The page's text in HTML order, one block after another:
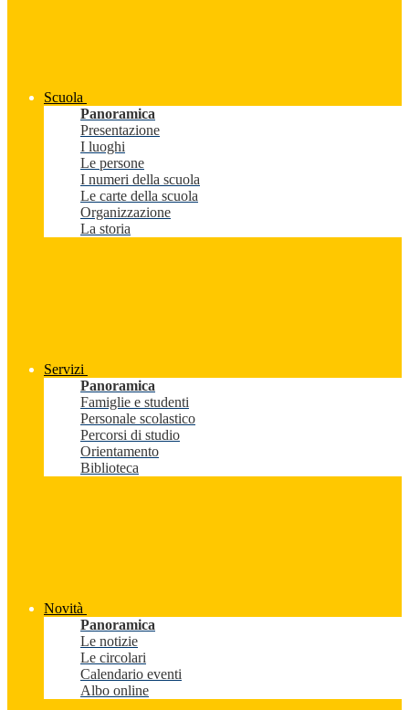
Scuola
Panoramica
Presentazione
I luoghi
Le persone
I numeri della scuola
Le carte della scuola
Organizzazione
La storia
Servizi
Panoramica
Famiglie e studenti
Personale scolastico
Percorsi di studio
Orientamento
Biblioteca
Novità
Panoramica
Le notizie
Le circolari
Calendario eventi
Albo online